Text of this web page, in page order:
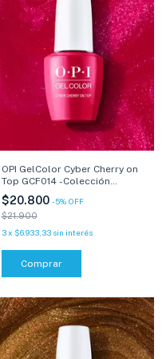
OPI GelColor Cyber Cherry on
Top GCF014 -Colección
Metallic Mega Mix- 15 ml
$20.800 -5% OFF
$21.900
3 x $6.933,33 sin interés
Comprar